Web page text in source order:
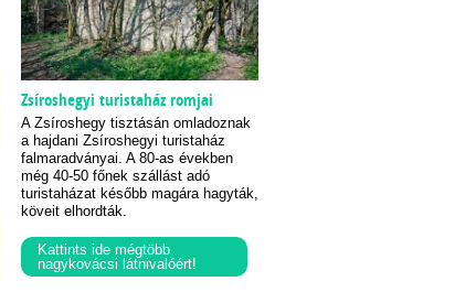
Zsíroshegyi turistaház romjai
A Zsíroshegy tisztásán omladoznak
a hajdani Zsíroshegyi turistaház
falmaradványai. A 80-as években
még 40-50 főnek szállást adó
turistaházat később magára hagyták,
köveit elhordták.
Kattints ide mégtöbb
nagykovácsi látnivalóért!